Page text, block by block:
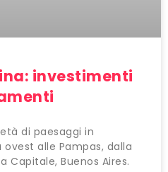
investimenti
di paesaggi in
alle Pampas, dalla
Capitale, Buenos Aires.